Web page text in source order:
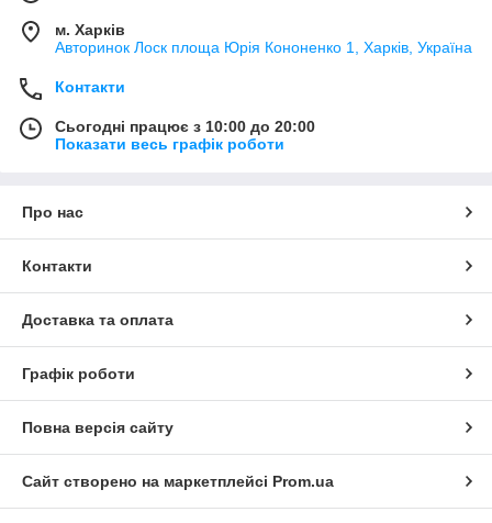
м. Харків
Авторинок Лоск площа Юрія Кононенко 1, Харків, Україна
Контакти
Сьогодні працює з 10:00 до 20:00
Показати весь графік роботи
Про нас
Контакти
Доставка та оплата
Графік роботи
Повна версія сайту
Сайт створено на маркетплейсі Prom.ua